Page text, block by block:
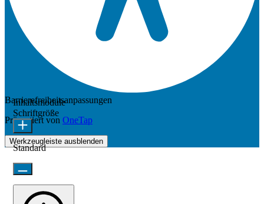
Barrierefreiheitsanpassungen
Präsentiert von OneTap
Werkzeugleiste ausblenden
Inhaltsmodule
Schriftgröße
Standard